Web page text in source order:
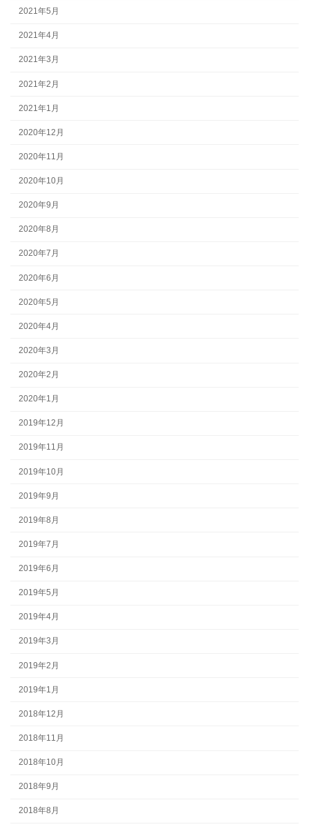
2021年5月
2021年4月
2021年3月
2021年2月
2021年1月
2020年12月
2020年11月
2020年10月
2020年9月
2020年8月
2020年7月
2020年6月
2020年5月
2020年4月
2020年3月
2020年2月
2020年1月
2019年12月
2019年11月
2019年10月
2019年9月
2019年8月
2019年7月
2019年6月
2019年5月
2019年4月
2019年3月
2019年2月
2019年1月
2018年12月
2018年11月
2018年10月
2018年9月
2018年8月